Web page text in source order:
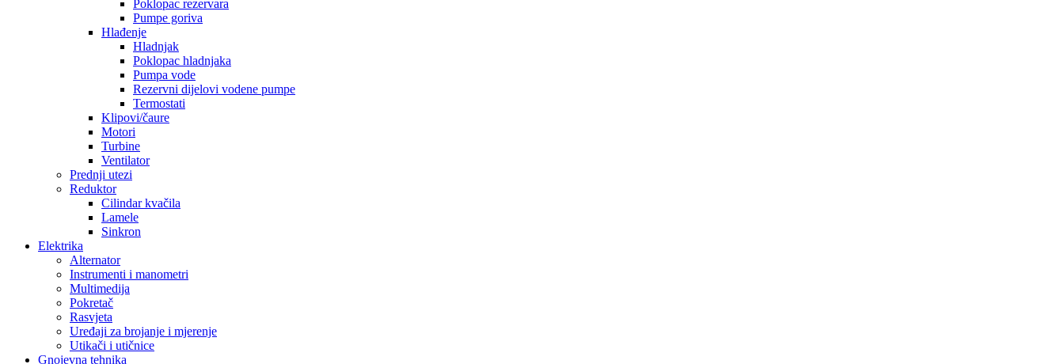
Poklopac rezervara
Pumpe goriva
Hlađenje
Hladnjak
Poklopac hladnjaka
Pumpa vode
Rezervni dijelovi vodene pumpe
Termostati
Klipovi/čaure
Motori
Turbine
Ventilator
Prednji utezi
Reduktor
Cilindar kvačila
Lamele
Sinkron
Elektrika
Alternator
Instrumenti i manometri
Multimedija
Pokretač
Rasvjeta
Uređaji za brojanje i mjerenje
Utikači i utičnice
Gnojevna tehnika